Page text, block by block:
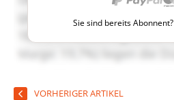
Sie sind bereits Abonnent?
VORHERIGER ARTIKEL